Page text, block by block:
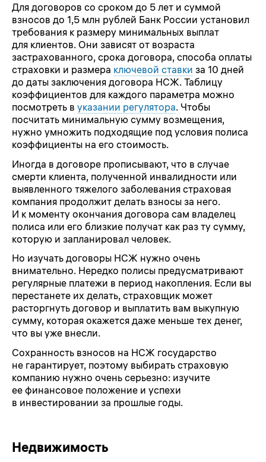
Для договоров со сроком до 5 лет и суммой
взносов до 1,5 млн рублей Банк России установил
требования к размеру минимальных выплат
для клиентов. Они зависят от возраста
застрахованного, срока договора, способа оплаты
страховки и размера ключевой ставки за 10 дней
до даты заключения договора НСЖ. Таблицу
коэффициентов для каждого параметра можно
посмотреть в указании регулятора. Чтобы
посчитать минимальную сумму возмещения,
нужно умножить подходящие под условия полиса
коэффициенты на его стоимость.
Иногда в договоре прописывают, что в случае
смерти клиента, полученной инвалидности или
выявленного тяжелого заболевания страховая
компания продолжит делать взносы за него.
И к моменту окончания договора сам владелец
полиса или его близкие получат как раз ту сумму,
которую и запланировал человек.
Но изучать договоры НСЖ нужно очень
внимательно. Нередко полисы предусматривают
регулярные платежи в период накопления. Если вы
перестанете их делать, страховщик может
расторгнуть договор и выплатить вам выкупную
сумму, которая окажется даже меньше тех денег,
что вы уже внесли.
Сохранность взносов на НСЖ государство
не гарантирует, поэтому выбирать страховую
компанию нужно очень серьезно: изучите
ее финансовое положение и успехи
в инвестировании за прошлые годы.
Недвижимость